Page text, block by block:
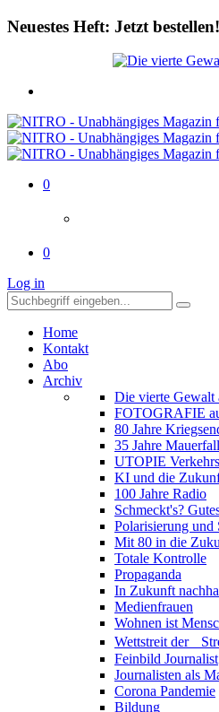
Neuestes Heft: Jetzt bestellen!
0
0
Log in
Home
Kontakt
Abo
Archiv
Die vierte Gewalt
FOTOGRAFIE
80 Jahre
35 Jahre Mauerfall
UTOPIE
KI und die
100 Jahre Radio
Schmeckt's?
Polarisierung und
Mit 80 in die
Totale Kontrolle
Propaganda
In Zukunft
Medienfrauen
Wohnen ist
Wettstreit der
Feinbild Journalist
Journalisten als
Corona Pandemie
Bildung